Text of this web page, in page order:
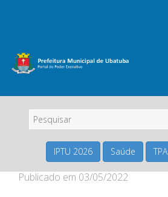
IPTU 2026 Saúde TPA
Publicado em 03/05/2022